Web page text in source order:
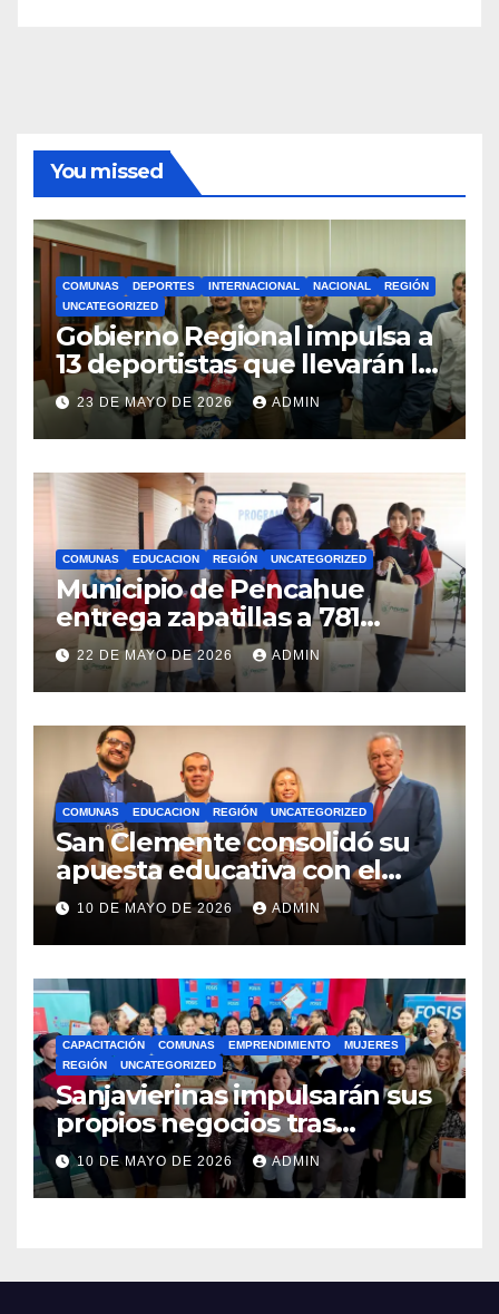
You missed
COMUNAS DEPORTES INTERNACIONAL NACIONAL
REGIÓN
UNCATEGORIZED
Gobierno Regional impulsa a
13 deportistas que llevarán la
bandera maulina a
competencias
internacionales
23 DE MAYO DE 2026 ADMIN
COMUNAS EDUCACION REGIÓN UNCATEGORIZED
Municipio de Pencahue
entrega zapatillas a 781
estudiantes con recursos del
Royalty Minero
22 DE MAYO DE 2026 ADMIN
COMUNAS EDUCACION REGIÓN UNCATEGORIZED
San Clemente consolidó su
apuesta educativa con el
lanzamiento del
Preuniversitario Brotes 2026
10 DE MAYO DE 2026 ADMIN
CAPACITACIÓN COMUNAS EMPRENDIMIENTO
MUJERES
REGIÓN
UNCATEGORIZED
Sanjavierinas impulsarán sus
propios negocios tras
capacitarse junto al FOSIS
10 DE MAYO DE 2026 ADMIN